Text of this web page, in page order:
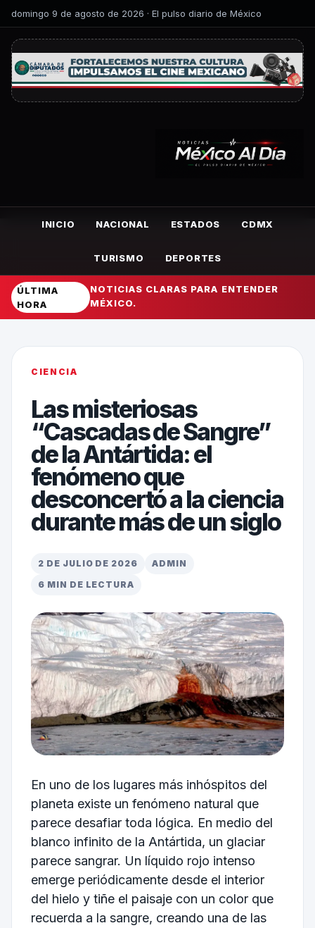
domingo 9 de agosto de 2026 · El pulso diario de México
INICIO NACIONAL ESTADOS CDMX
TURISMO DEPORTES
ÚLTIMA
HORA
NOTICIAS CLARAS PARA ENTENDER
MÉXICO.
CIENCIA
Las misteriosas
“Cascadas de Sangre”
de la Antártida: el
fenómeno que
desconcertó a la ciencia
durante más de un siglo
2 DE JULIO DE 2026
ADMIN
6 MIN DE LECTURA
En uno de los lugares más inhóspitos del
planeta existe un fenómeno natural que
parece desafiar toda lógica. En medio del
blanco infinito de la Antártida, un glaciar
parece sangrar. Un líquido rojo intenso
emerge periódicamente desde el interior
del hielo y tiñe el paisaje con un color que
recuerda a la sangre, creando una de las